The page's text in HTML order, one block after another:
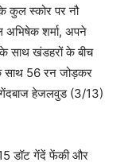
कुल स्कोर पर नौ
शर्मा, अपने
साथ खंडहरों के बीच
साथ 56 रन जोड़कर
गेंदबाज हेजलवुड (3/13)
डॉट गेंदें फेंकी और